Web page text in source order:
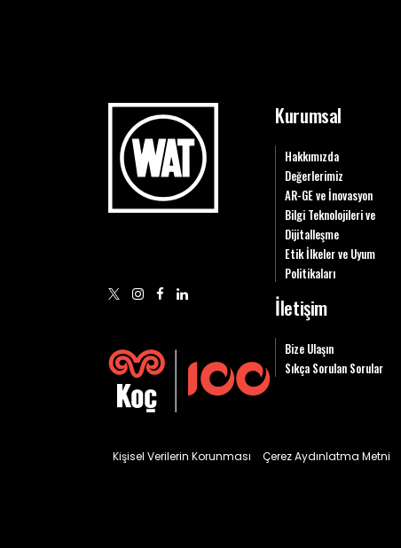
Kurumsal
Hakkımızda
Değerlerimiz
AR-GE ve İnovasyon
Bilgi Teknolojileri ve
Dijitalleşme
Etik İlkeler ve Uyum
Politikaları
İletişim
Bize Ulaşın
Sıkça Sorulan Sorular
Kişisel Verilerin Korunması Çerez Aydınlatma Metni